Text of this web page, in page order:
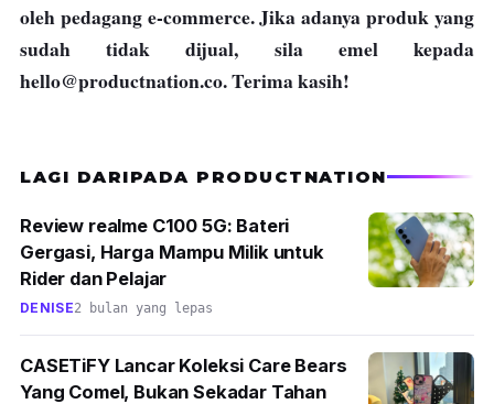
oleh pedagang e-commerce. Jika adanya produk yang
sudah tidak dijual, sila emel kepada
hello@productnation.co. Terima kasih!
LAGI DARIPADA PRODUCTNATION
Review realme C100 5G: Bateri
Gergasi, Harga Mampu Milik untuk
Rider dan Pelajar
DENISE2 bulan yang lepas
CASETiFY Lancar Koleksi Care Bears
Yang Comel, Bukan Sekadar Tahan